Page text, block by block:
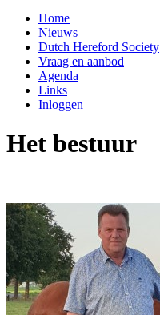
Home
Nieuws
Dutch Hereford Society
Vraag en aanbod
Agenda
Links
Inloggen
Het bestuur